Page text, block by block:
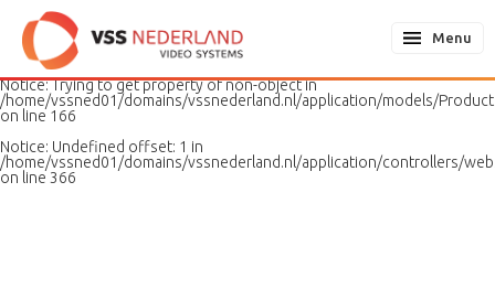
Notice: Undefined variable: page in
/home/vssned01/domains/vssnederland.nl/application/models/
on line
187
Notice: Trying to get property of non-object in
/home/vssned01/domains/vssnederland.nl/application/models/
on line 166
Notice: Undefined offset: 1 in
/home/vssned01/domains/vssnederland.nl/application/controllers/
on line 366
Menu